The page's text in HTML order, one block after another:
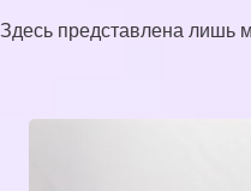
Здесь представлена лишь